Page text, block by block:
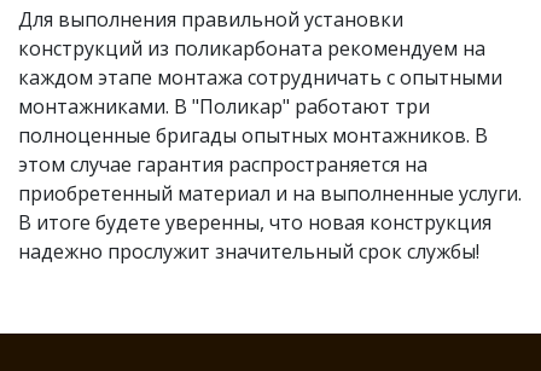
Для выполнения правильной установки
конструкций из поликарбоната рекомендуем на
каждом этапе монтажа сотрудничать с опытными
монтажниками. В "Поликар" работают три
полноценные бригады опытных монтажников. В
этом случае гарантия распространяется на
приобретенный материал и на выполненные услуги.
В итоге будете уверенны, что новая конструкция
надежно прослужит значительный срок службы!